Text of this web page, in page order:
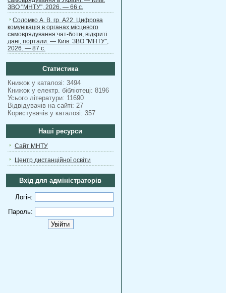
ЗВО "МНТУ", 2026. — 66 с.
Соломко А. В. гр. А22. Цифрова
комунікація в органах місцевого
самоврядування:чат-боти, відкриті
дані, портали. — Київ: ЗВО "МНТУ",
2026. — 87 с.
Статистика
Книжок у каталозі: 3494
Книжок у електр. бібліотеці: 8196
Усього літератури: 11690
Відвідувачів на сайті: 27
Користувачів у каталозі: 357
Наші ресурси
Сайт МНТУ
Центр дистанційної освіти
Вхід для адміністраторів
Логін:
Пароль: